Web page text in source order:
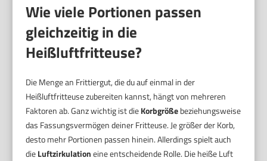
Wie viele Portionen passen
gleichzeitig in die
Heißluftfritteuse?
Die Menge an Frittiergut, die du auf einmal in der
Heißluftfritteuse zubereiten kannst, hängt von mehreren
Faktoren ab. Ganz wichtig ist dieKorbgrößebeziehungsweise
das Fassungsvermögen deiner Fritteuse. Je größer der Korb,
desto mehr Portionen passen hinein. Allerdings spielt auch
dieLuftzirkulationeine entscheidende Rolle. Die heiße Luft